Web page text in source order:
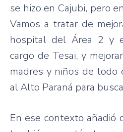
se hizo en Cajubi, pero
Vamos a tratar de
hospital del Área 2 y
cargo de Tesai, y
madres y niños de todo
al Alto Paraná para
En ese contexto añadió